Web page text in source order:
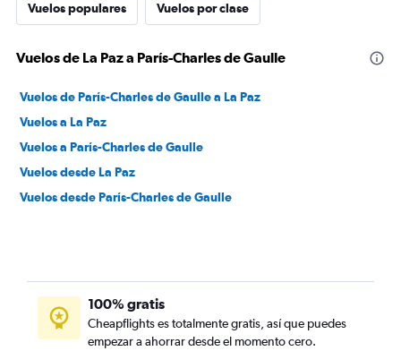
Vuelos populares Vuelos por clase
Vuelos de La Paz a París-Charles de Gaulle
Vuelos de París-Charles de Gaulle a La Paz
Vuelos a La Paz
Vuelos a París-Charles de Gaulle
Vuelos desde La Paz
Vuelos desde París-Charles de Gaulle
100% gratis
Cheapflights es totalmente gratis, así que puedes
empezar a ahorrar desde el momento cero.